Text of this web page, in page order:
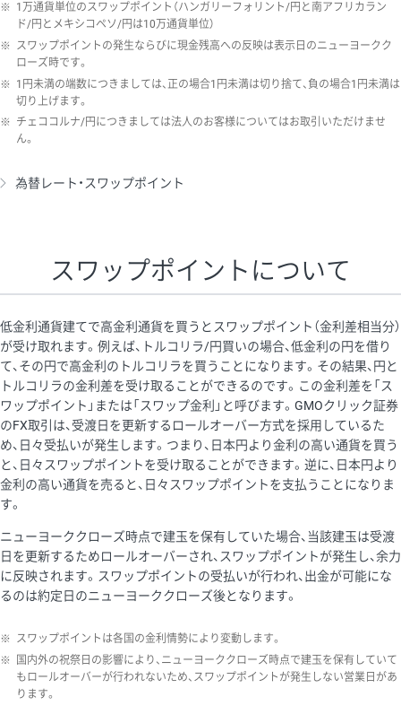
※ 1万通貨単位のスワップポイント（ハンガリーフォリント/円と南アフリカラン
ド/円とメキシコペソ/円は10万通貨単位）
※ スワップポイントの発生ならびに現金残高への反映は表示日のニューヨークク
ローズ時です。
※ 1円未満の端数につきましては、正の場合1円未満は切り捨て、負の場合1円未満は
切り上げます。
※ チェココルナ/円につきましては法人のお客様についてはお取引いただけませ
ん。
為替レート・スワップポイント
スワップポイントについて
低金利通貨建てで高金利通貨を買うとスワップポイント（金利差相当分）
が受け取れます。例えば、トルコリラ/円買いの場合、低金利の円を借り
て、その円で高金利のトルコリラを買うことになります。その結果、円と
トルコリラの金利差を受け取ることができるのです。この金利差を「ス
ワップポイント」または「スワップ金利」と呼びます。GMOクリック証券
のFX取引は、受渡日を更新するロールオーバー方式を採用しているた
め、日々受払いが発生します。つまり、日本円より金利の高い通貨を買う
と、日々スワップポイントを受け取ることができます。逆に、日本円より
金利の高い通貨を売ると、日々スワップポイントを支払うことになりま
す。
ニューヨーククローズ時点で建玉を保有していた場合、当該建玉は受渡
日を更新するためロールオーバーされ、スワップポイントが発生し、余力
に反映されます。スワップポイントの受払いが行われ、出金が可能にな
るのは約定日のニューヨーククローズ後となります。
※ スワップポイントは各国の金利情勢により変動します。
※
国内外の祝祭日の影響により、ニューヨーククローズ時点で建玉を保有していて
もロールオーバーが行われないため、スワップポイントが発生しない営業日があ
ります。